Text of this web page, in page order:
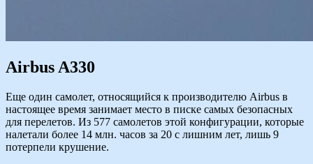
Airbus A330
Еще один самолет, относящийся к производителю Airbus в
настоящее время занимает место в писке самых безопасных
для перелетов. Из 577 самолетов этой конфигурации, которые
налетали более 14 млн. часов за 20 с лишним лет, лишь 9
потерпели крушение.